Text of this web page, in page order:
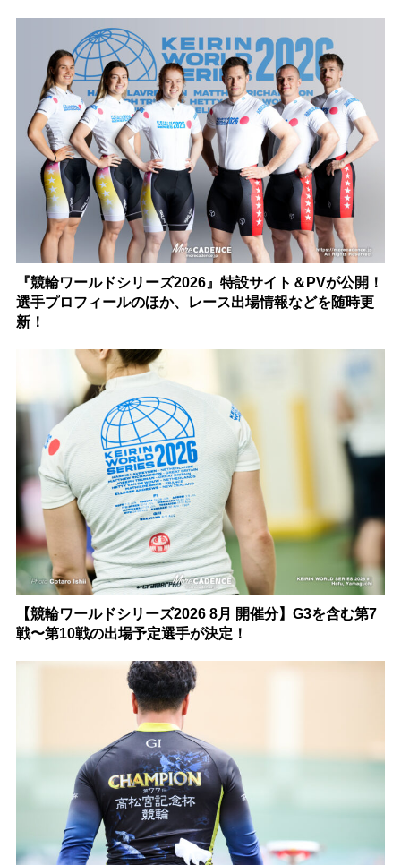
『競輪ワールドシリーズ2026』特設サイト＆PVが公開！
選手プロフィールのほか、レース出場情報などを随時更
新！
【競輪ワールドシリーズ2026 8月 開催分】G3を含む第7
戦〜第10戦の出場予定選手が決定！